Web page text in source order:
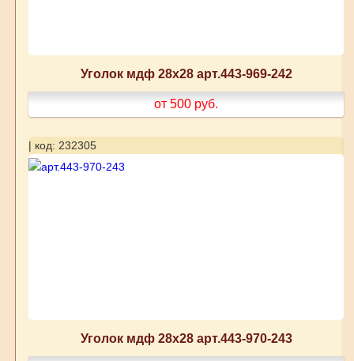
Уголок мдф 28х28 арт.443-969-242
от 500 руб.
| код: 232305
Уголок мдф 28х28 арт.443-970-243